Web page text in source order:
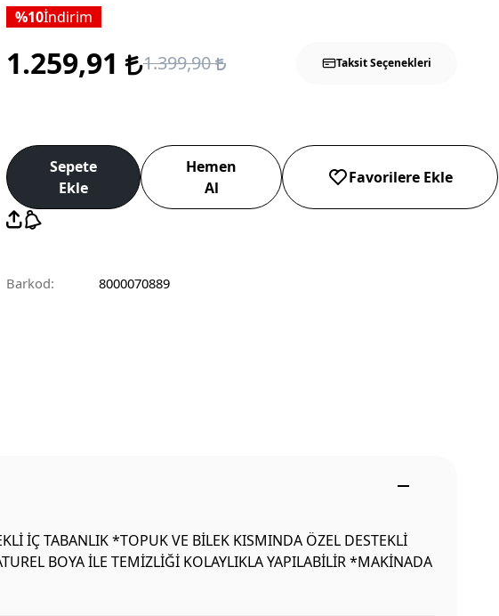
10İndirim
1.259,91 1.399,90 Taksit Seçenekleri
Sepete
Ekle
Hemen
Al
Favorilere Ekle
Barkod: 8000070889
İÇ TABANLIK *TOPUK VE BİLEK KISMINDA ÖZEL DESTEKLİ
BOYA İLE TEMİZLİĞİ KOLAYLIKLA YAPILABİLİR *MAKİNADA